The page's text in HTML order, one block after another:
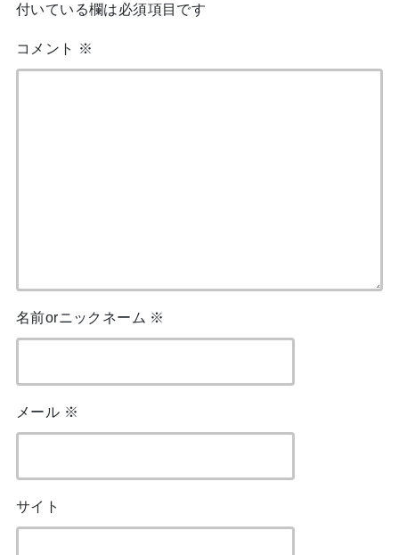
付いている欄は必須項目です
コメント ※
名前orニックネーム ※
メール ※
サイト